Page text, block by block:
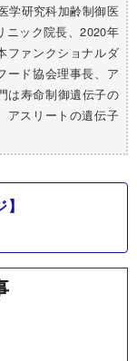
学研究科加齢制御医
ニック院長、2020年
ファンクショナルダ
ード協会理事長、ア
は寿命制御遺伝子の
アスリートの遺伝子